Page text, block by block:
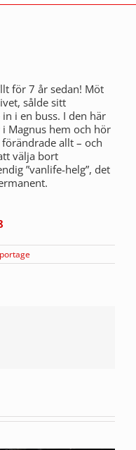
för 7 år sedan! Möt
sålde sitt
i en buss. I den här
Magnus hem och hör
allt – och
välja bort
”vanlife-helg”, det